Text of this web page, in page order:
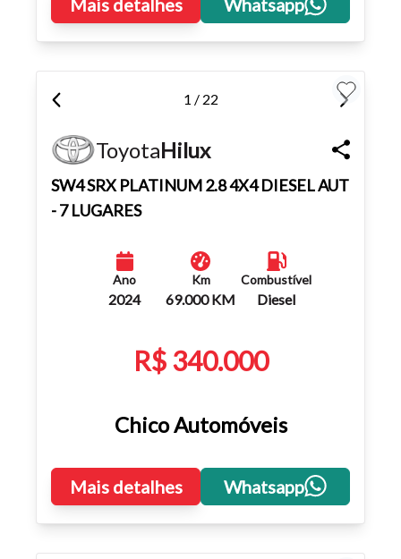
Fechar
Mais detalhes Whatsapp
1 / 22
ToyotaHilux
SW4 SRX PLATINUM 2.8 4X4 DIESEL AUT
- 7 LUGARES
Ano
2024
Km
69.000 KM
Combustível
Diesel
R$ 340.000
Chico Automóveis
Mais detalhes Whatsapp